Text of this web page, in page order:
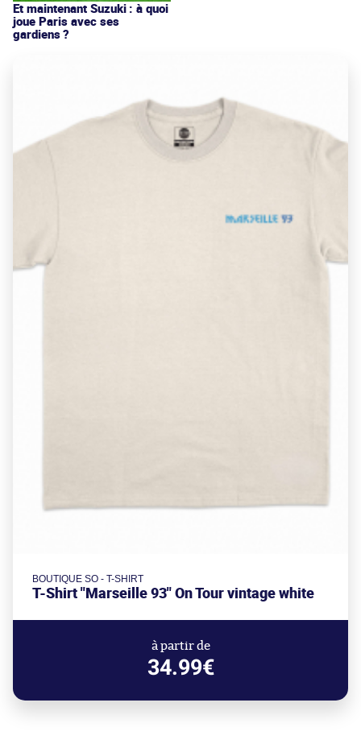
Et maintenant Suzuki : à quoi
joue Paris avec ses
gardiens ?
BOUTIQUE SO - T-SHIRT
T-Shirt "Marseille 93" On Tour vintage white
à partir de
34.99€